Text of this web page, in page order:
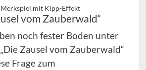
mit Kipp-Effekt
vom Zauberwald“
noch fester Boden unter
Zausel vom Zauberwald“
Frage zum